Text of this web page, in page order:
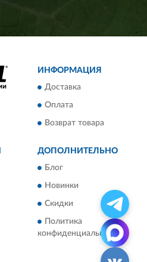
ИНФОРМАЦИЯ
Доставка
Оплата
Возврат товара
ДОПОЛНИТЕЛЬНО
Блог
Новинки
Скидки
Политика
конфиденциальности